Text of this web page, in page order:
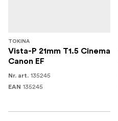
TOKINA
Vista-P 21mm T1.5 Cinema
Canon EF
Nr. art. 135245
EAN 135245